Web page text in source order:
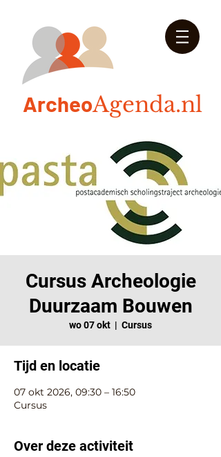
ArcheoAgenda.nl
Cursus Archeologie
Duurzaam Bouwen
wo 07 okt
  |
Cursus
Tijd en locatie
07 okt 2026, 09:30 – 16:50
Cursus
Over deze activiteit